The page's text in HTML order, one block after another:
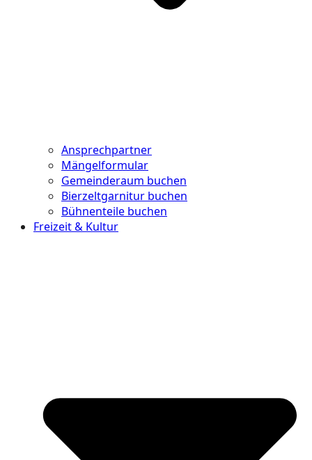
Ansprechpartner
Mängelformular
Gemeinderaum buchen
Bierzeltgarnitur buchen
Bühnenteile buchen
Freizeit & Kultur